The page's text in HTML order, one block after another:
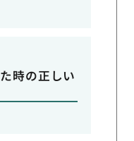
時の正しい